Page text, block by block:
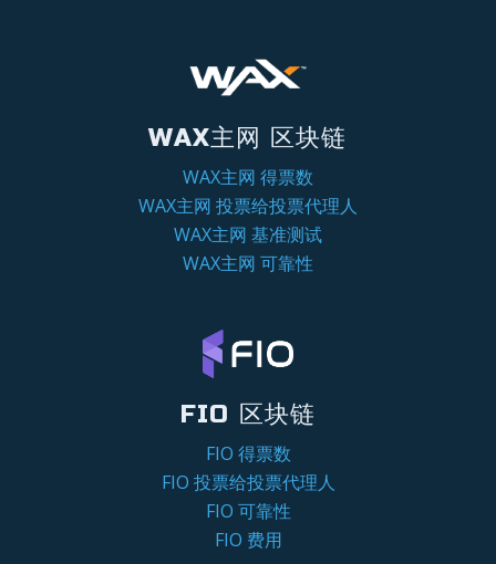
WAX主网 区块链
WAX主网 得票数
WAX主网 投票给投票代理人
WAX主网 基准测试
WAX主网 可靠性
FIO 区块链
FIO 得票数
FIO 投票给投票代理人
FIO 可靠性
FIO 费用